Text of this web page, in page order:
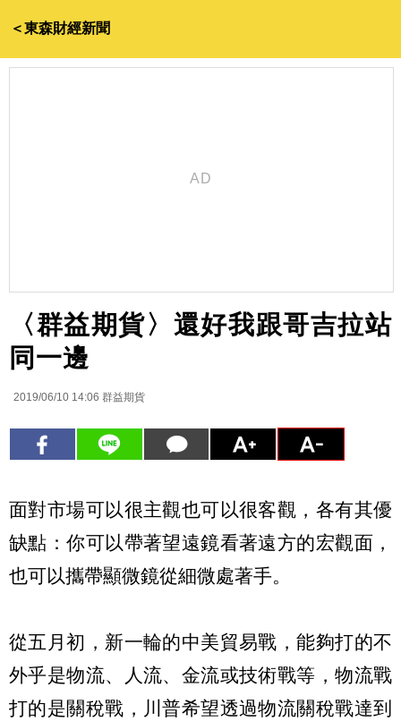
＜東森財經新聞
〈群益期貨〉還好我跟哥吉拉站
同一邊
2019/06/10 14:06 群益期貨
面對市場可以很主觀也可以很客觀，各有其優
缺點：你可以帶著望遠鏡看著遠方的宏觀面，
也可以攜帶顯微鏡從細微處著手。
從五月初，新一輪的中美貿易戰，能夠打的不
外乎是物流、人流、金流或技術戰等，物流戰
打的是關稅戰，川普希望透過物流關稅戰達到